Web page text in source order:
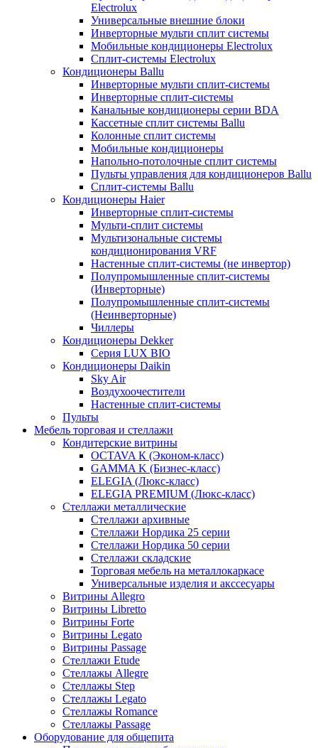
Electrolux
Универсальные внешние блоки
Инверторные мульти сплит системы
Мобильные кондиционеры Electrolux
Сплит-системы Electrolux
Кондиционеры Ballu
Инверторные мульти сплит-системы
Инверторные сплит-системы
Канальные кондиционеры серии BDA
Кассетные сплит системы Ballu
Колонные сплит системы
Мобильные кондиционеры
Напольно-потолочные сплит системы
Пульты управления для кондиционеров Ballu
Сплит-системы Ballu
Кондиционеры Haier
Инверторные сплит-системы
Мульти-сплит системы
Мультизональные системы
кондиционирования VRF
Настенные сплит-системы (не инвертор)
Полупромышленные сплит-системы
(Инверторные)
Полупромышленные сплит-системы
(Неинверторные)
Чиллеры
Кондиционеры Dekker
Серия LUX BIO
Кондиционеры Daikin
Sky Air
Воздухоочестители
Настенные сплит-системы
Пульты
Мебель торговая и стеллажи
Кондитерские витрины
OCTAVA К (Эконом-класс)
GAMMA K (Бизнес-класс)
ELEGIA (Люкс-класс)
ELEGIA PREMIUM (Люкс-класс)
Стеллажи металлические
Стеллажи архивные
Стеллажи Нордика 25 серии
Стеллажи Нордика 50 серии
Стеллажи складские
Торговая мебель на металлокаркасе
Универсальные изделия и акссесуары
Витрины Allegro
Витрины Libretto
Витрины Forte
Витрины Legato
Витрины Passage
Стеллажи Etude
Стеллажы Allegre
Стеллажы Step
Стеллажы Legato
Стеллажы Romance
Стеллажы Passage
Оборудование для общепита